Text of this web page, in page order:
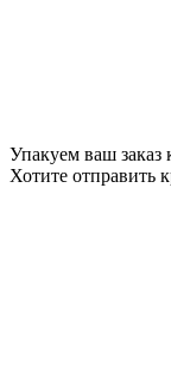
Упакуем ваш заказ
Хотите отправить